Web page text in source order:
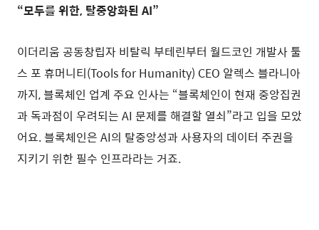
“모두를 위한, 탈중앙화된 AI”
이더리움 공동창립자 비탈릭 부테린부터 월드코인 개발사 툴
스 포 휴머니티(Tools for Humanity) CEO 알렉스 블라니아
까지, 블록체인 업계 주요 인사는 “블록체인이 현재 중앙집권
과 독과점이 우려되는 AI 문제를 해결할 열쇠”라고 입을 모았
어요. 블록체인은 AI의 탈중앙성과 사용자의 데이터 주권을
지키기 위한 필수 인프라라는 거죠.